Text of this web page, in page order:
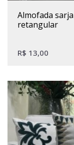
almofada sarja ondas azul
retangular
R$ 13,00